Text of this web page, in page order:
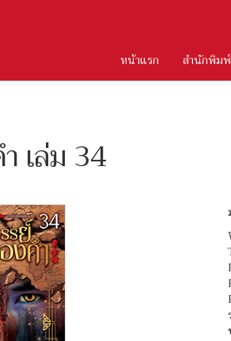
หน้าแรก สำนักพิม
เล่ม 34